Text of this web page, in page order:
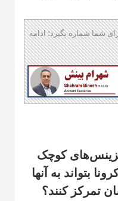
شما شماره بگیرد؛ ادامه
کوچک
بتواند به آنها
تمرکز کنند؟